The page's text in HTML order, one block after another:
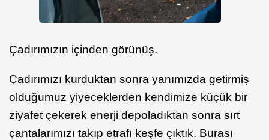
Çadırımızın içinden görünüş.
Çadırımızı kurduktan sonra yanımızda getirmiş
olduğumuz yiyeceklerden kendimize küçük bir
ziyafet çekerek enerji depoladıktan sonra sırt
çantalarımızı takıp etrafı keşfe çıktık. Burası